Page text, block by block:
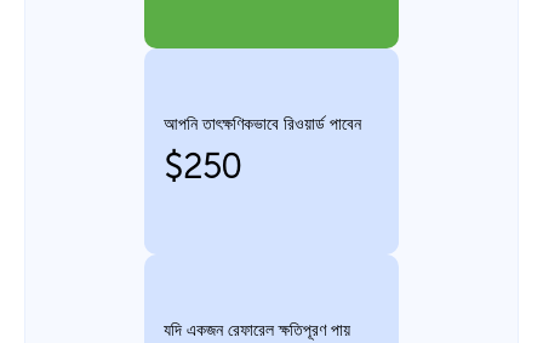
আপনি তাৎক্ষণিকভাবে রিওয়ার্ড পাবেন
$250
যদি একজন রেফারেল ক্ষতিপূরণ পায়